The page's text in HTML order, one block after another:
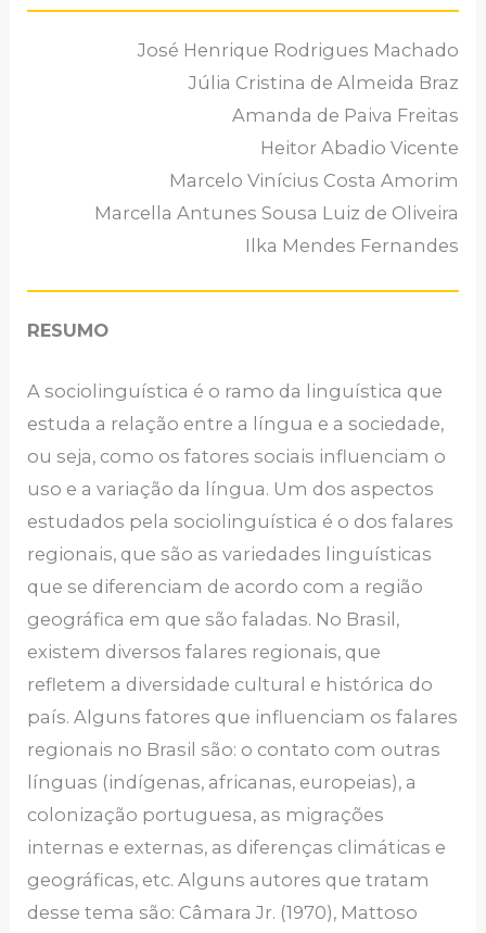
José Henrique Rodrigues Machado
Júlia Cristina de Almeida Braz
Amanda de Paiva Freitas
Heitor Abadio Vicente
Marcelo Vinícius Costa Amorim
Marcella Antunes Sousa Luiz de Oliveira
Ilka Mendes Fernandes
RESUMO
A sociolinguística é o ramo da linguística que
estuda a relação entre a língua e a sociedade,
ou seja, como os fatores sociais influenciam o
uso e a variação da língua. Um dos aspectos
estudados pela sociolinguística é o dos falares
regionais, que são as variedades linguísticas
que se diferenciam de acordo com a região
geográfica em que são faladas. No Brasil,
existem diversos falares regionais, que
refletem a diversidade cultural e histórica do
país. Alguns fatores que influenciam os falares
regionais no Brasil são: o contato com outras
línguas (indígenas, africanas, europeias), a
colonização portuguesa, as migrações
internas e externas, as diferenças climáticas e
geográficas, etc. Alguns autores que tratam
desse tema são: Câmara Jr. (1970), Mattoso